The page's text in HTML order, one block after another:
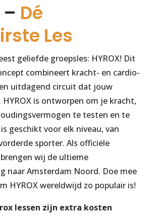
– Dé
Les
geliefde groepsles: HYROX! Dit
combineert kracht- en cardio-
uitdagend circuit dat jouw
is ontworpen om je kracht,
te testen en te
geschikt voor elk niveau, van
sporter. Als officiële
wij de ultieme
naar Amsterdam Noord. Doe mee
HYROX wereldwijd zo populair is!
lessen zijn extra kosten